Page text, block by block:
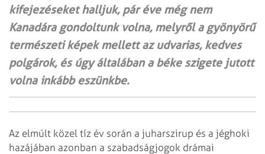
kifejezéseket halljuk, pár éve még nem
Kanadára gondoltunk volna, melyről a gyönyörű
természeti képek mellett az udvarias, kedves
polgárok, és úgy általában a béke szigete jutott
volna inkább eszünkbe.
Az elmúlt közel tíz év során a juharszirup és a jéghoki
hazájában azonban a szabadságjogok drámai